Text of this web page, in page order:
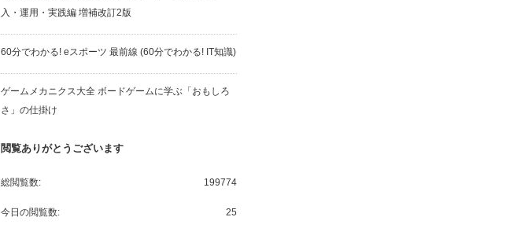
入・運用・実践編 増補改訂2版
60分でわかる! eスポーツ 最前線 (60分でわかる! IT知識)
ゲームメカニクス大全 ボードゲームに学ぶ「おもしろ
さ」の仕掛け
閲覧ありがとうございます
199774
総閲覧数:
25
今日の閲覧数: